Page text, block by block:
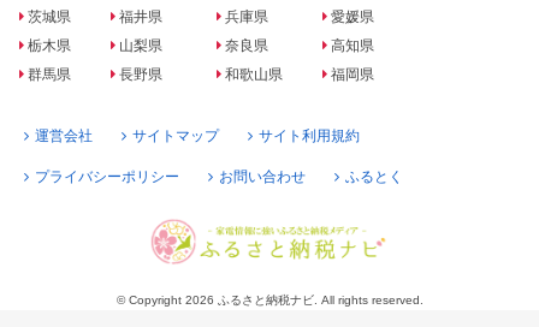
茨城県
栃木県
群馬県
福井県
山梨県
長野県
兵庫県
奈良県
和歌山県
愛媛県
高知県
福岡県
運営会社 サイトマップ サイト利用規約
プライバシーポリシー お問い合わせ ふるとく
© Copyright 2026 ふるさと納税ナビ. All rights reserved.